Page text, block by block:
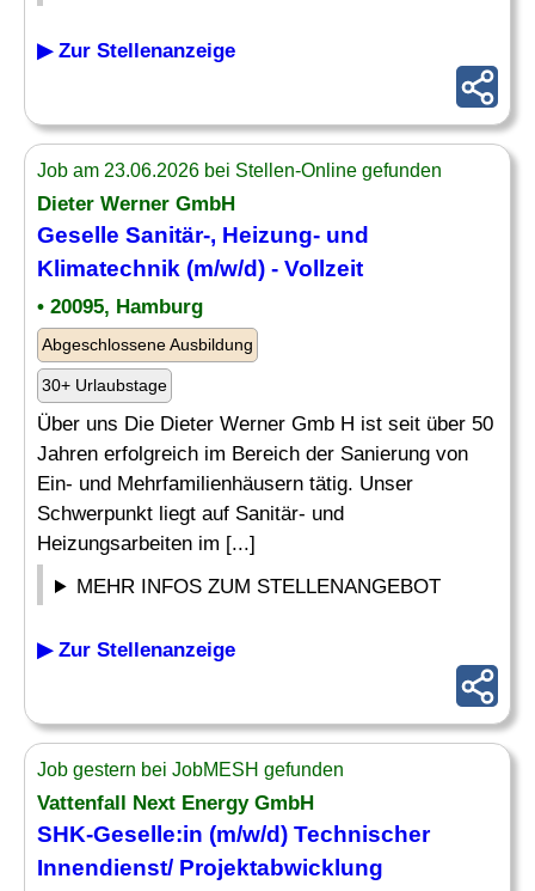
▶ Zur Stellenanzeige
Job am 23.06.2026 bei Stellen-Online gefunden
Dieter Werner GmbH
Geselle Sanitär-, Heizung- und
Klimatechnik (m/w/d) - Vollzeit
• 20095, Hamburg
Abgeschlossene Ausbildung
30+ Urlaubstage
Über uns Die Dieter Werner Gmb H ist seit über 50
Jahren erfolgreich im Bereich der Sanierung von
Ein- und Mehrfamilienhäusern tätig. Unser
Schwerpunkt liegt auf Sanitär- und
Heizungsarbeiten im [...]
MEHR INFOS ZUM STELLENANGEBOT
▶ Zur Stellenanzeige
Job gestern bei JobMESH gefunden
Vattenfall Next Energy GmbH
SHK-Geselle:in (m/w/d) Technischer
Innendienst/ Projektabwicklung